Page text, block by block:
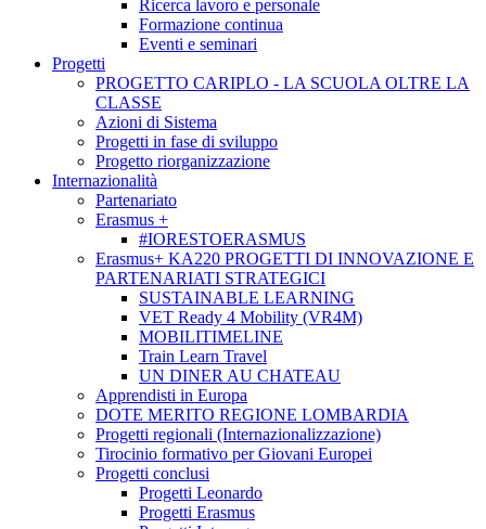
Ricerca lavoro e personale
Formazione continua
Eventi e seminari
Progetti
PROGETTO CARIPLO - LA SCUOLA OLTRE LA
CLASSE
Azioni di Sistema
Progetti in fase di sviluppo
Progetto riorganizzazione
Internazionalità
Partenariato
Erasmus +
#IORESTOERASMUS
Erasmus+ KA220 PROGETTI DI INNOVAZIONE E
PARTENARIATI STRATEGICI
SUSTAINABLE LEARNING
VET Ready 4 Mobility (VR4M)
MOBILITIMELINE
Train Learn Travel
UN DINER AU CHATEAU
Apprendisti in Europa
DOTE MERITO REGIONE LOMBARDIA
Progetti regionali (Internazionalizzazione)
Tirocinio formativo per Giovani Europei
Progetti conclusi
Progetti Leonardo
Progetti Erasmus